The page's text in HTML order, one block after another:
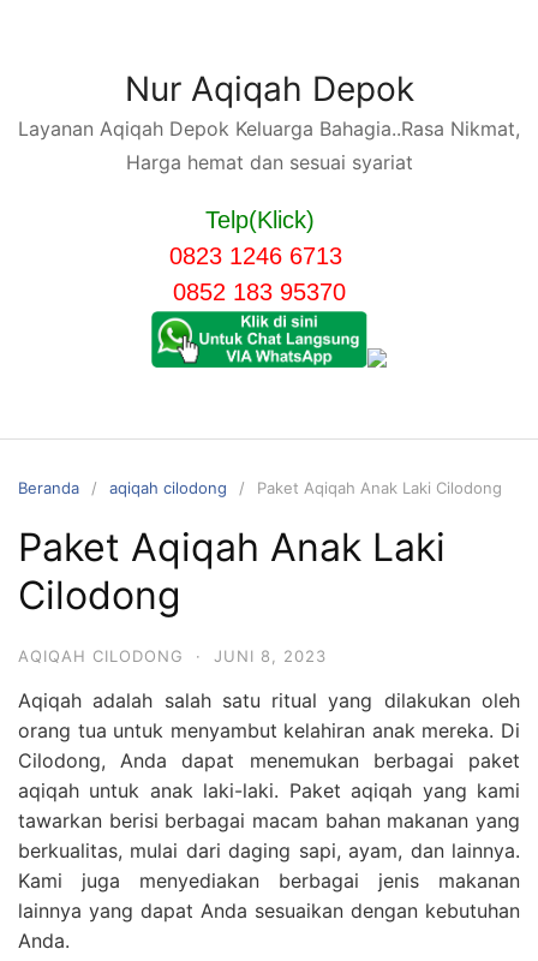
Nur Aqiqah Depok
Layanan Aqiqah Depok Keluarga Bahagia..Rasa Nikmat,
Harga hemat dan sesuai syariat
Telp(Klick)
0823 1246 6713
0852 183 95370
Beranda aqiqah cilodong Paket Aqiqah Anak Laki Cilodong
Paket Aqiqah Anak Laki
Cilodong
AQIQAH CILODONG · JUNI 8, 2023
Aqiqah adalah salah satu ritual yang dilakukan oleh
orang tua untuk menyambut kelahiran anak mereka. Di
Cilodong, Anda dapat menemukan berbagai paket
aqiqah untuk anak laki-laki. Paket aqiqah yang kami
tawarkan berisi berbagai macam bahan makanan yang
berkualitas, mulai dari daging sapi, ayam, dan lainnya.
Kami juga menyediakan berbagai jenis makanan
lainnya yang dapat Anda sesuaikan dengan kebutuhan
Anda.